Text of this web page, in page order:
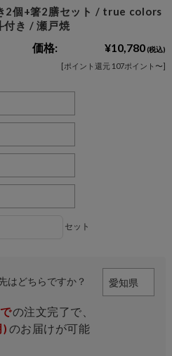
2個+箸2膳セット / true colors
付き / 瀬戸焼
価格: ¥10,780(税込)
[ポイント還元 107ポイント〜]
セット
はどちらですか？
の注文完了で、
) のお届けが可能